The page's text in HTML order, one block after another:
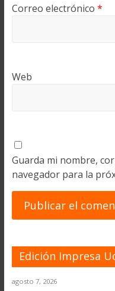
Correo electrónico *
Web
Guarda mi nombre,
navegador para la
Edición Impresa
agosto 7, 2026